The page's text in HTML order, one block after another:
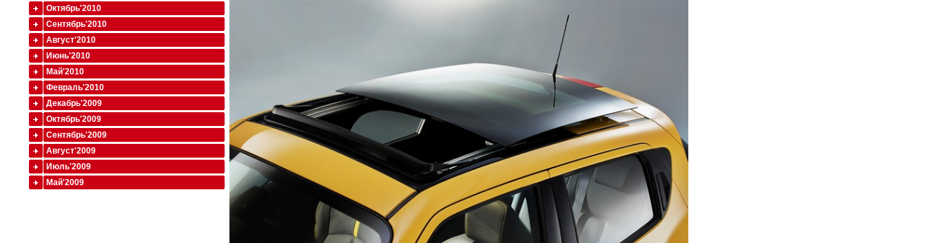
Октябрь'2010
Сентябрь'2010
Август'2010
Июнь'2010
Май'2010
Февраль'2010
Декабрь'2009
Октябрь'2009
Сентябрь'2009
Август'2009
Июль'2009
Май'2009